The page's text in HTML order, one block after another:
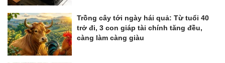
Trồng cây tới ngày hái quả: Từ tuổi 40
trở đi, 3 con giáp tài chính tăng đều,
càng làm càng giàu